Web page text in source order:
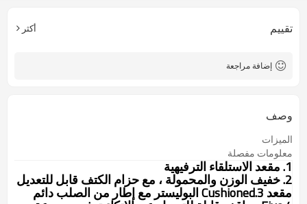
تقييم أكثر
إضافة مراجعة
وصف
الميزات
معلومات مفصلة
1. مقعد الاستلقاء الترفيهية
2. خفيف الوزن والمحمولة ، مع حزام الكتف قابل للتعديل
مقعد 3.Cushioned البوليستر مع إطار من الصلب دائم